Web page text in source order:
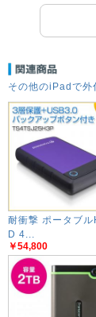
その他のiPadで外
耐衝撃 ポータブル
D 4...
￥54,800